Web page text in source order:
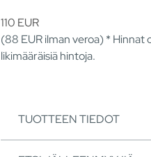
110 EUR
(88 EURilman veroa) * Hinnat
likimääräisiä hintoja.
TUOTTEEN TIEDOT